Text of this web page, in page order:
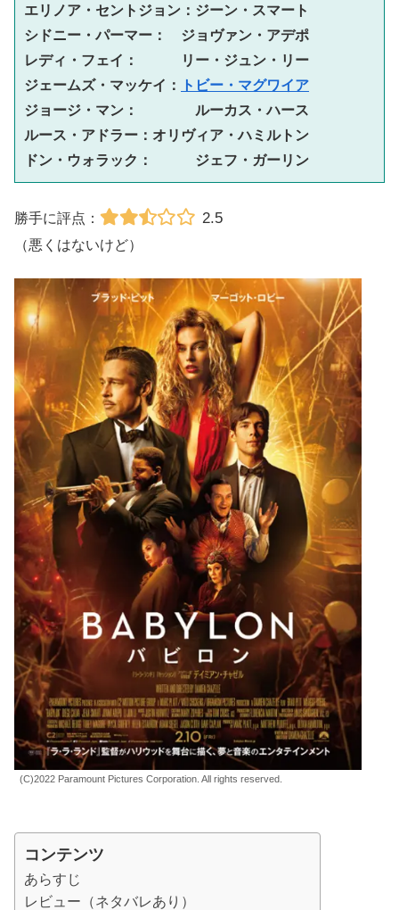
エリノア・セントジョン：ジーン・スマート
シドニー・パーマー：　ジョヴァン・アデポ
レディ・フェイ：　　　リー・ジュン・リー
ジェームズ・マッケイ：
トビー・マグワイア
ジョージ・マン：　　　　ルーカス・ハース
ルース・アドラー：オリヴィア・ハミルトン
ドン・ウォラック：　　　ジェフ・ガーリン
勝手に評点： 2.5
（悪くはないけど）
(C)2022 Paramount Pictures Corporation. All rights reserved.
コンテンツ
あらすじ
レビュー（ネタバレあり）